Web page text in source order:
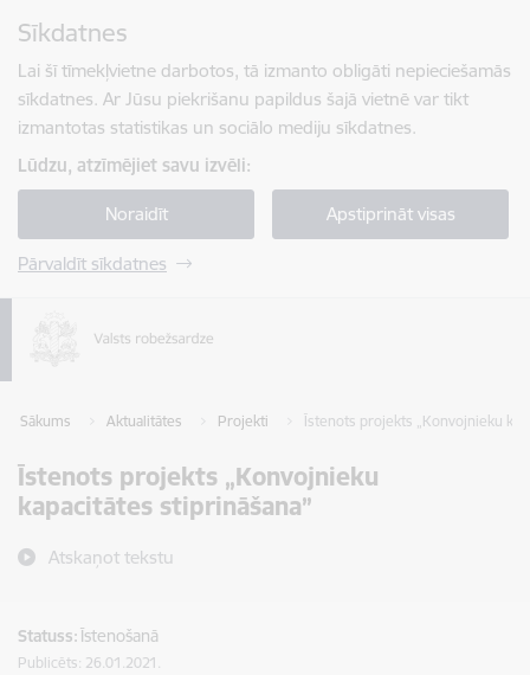
Sīkdatnes
Lai šī tīmekļvietne darbotos, tā izmanto obligāti nepieciešamās
sīkdatnes. Ar Jūsu piekrišanu papildus šajā vietnē var tikt
izmantotas statistikas un sociālo mediju sīkdatnes.
Lūdzu, atzīmējiet savu izvēli:
Noraidīt Apstiprināt visas
Pārvaldīt sīkdatnes
Sākums Aktualitātes Projekti Īstenots projekts „Konvojnieku
Īstenots projekts „Konvojnieku
kapacitātes stiprināšana”
Atskaņot tekstu
Statuss:Īstenošanā
Publicēts: 26.01.2021.